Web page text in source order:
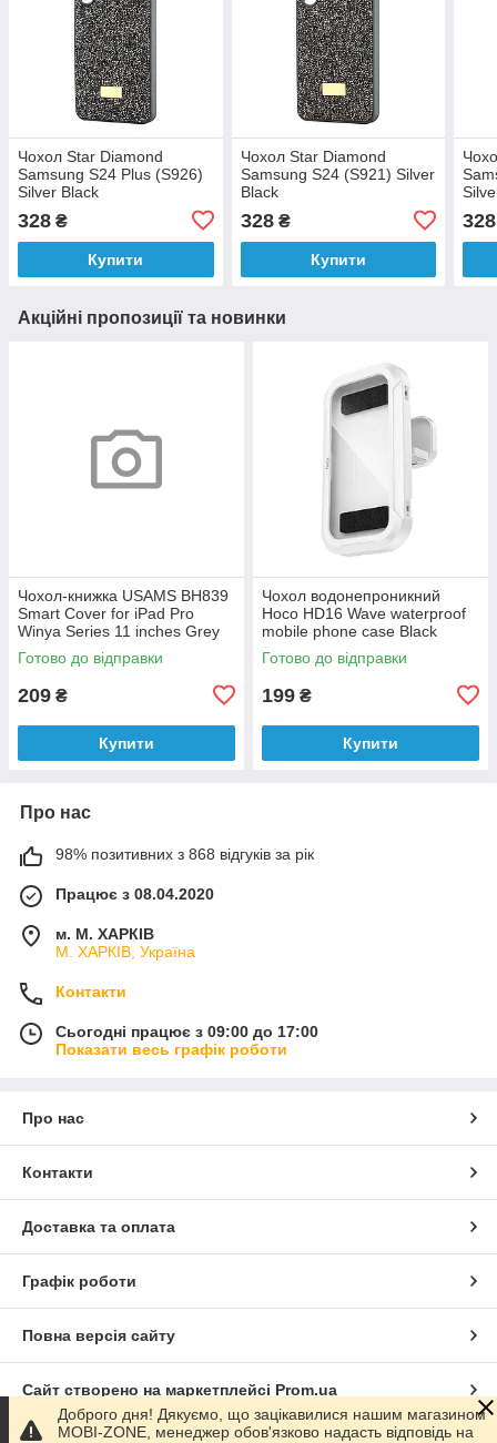
Чохол Star Diamond
Samsung S24 Plus (S926)
Silver Black
328 ₴
Купити
Чохол Star Diamond
Samsung S24 (S921) Silver
Black
328₴
Купити
328
Акційні пропозиції та новинки
Чохол-книжка USAMS BH839
Smart Cover for iPad Pro
Winya Series 11 inches Grey
Уцінка
Готово до відправки
209 ₴
Купити
Чохол водонепроникний
Hoco HD16 Wave waterproof
mobile phone case Black
Готово до відправки
199 ₴
Купити
Про нас
98% позитивних з 868 відгуків за рік
Працює з 08.04.2020
м. М. ХАРКІВ
М. ХАРКІВ, Україна
Контакти
Сьогодні працює з 09:00 до 17:00
Показати весь графік роботи
Про нас
Контакти
Доставка та оплата
Графік роботи
Повна версія сайту
Сайт створено на маркетплейсі Prom.ua
Доброго дня! Дякуємо, що зацікавилися нашим магазином
MOBI-ZONE, менеджер обов'язково надасть відповідь на